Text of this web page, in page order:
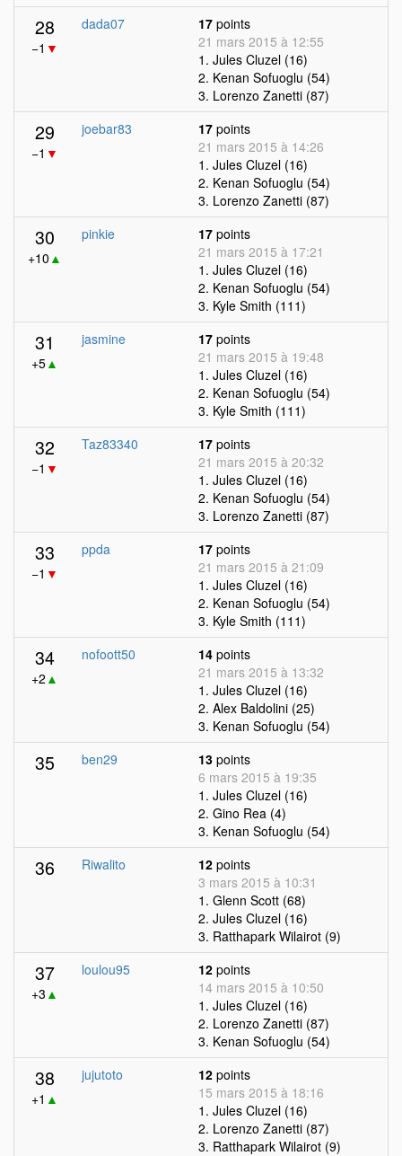
28
−1 ▼
dada07 17 points
21 mars 2015 à 12:55
1. Jules Cluzel (16)
2. Kenan Sofuoglu (54)
3. Lorenzo Zanetti (87)
29
−1 ▼
joebar83 17 points
21 mars 2015 à 14:26
1. Jules Cluzel (16)
2. Kenan Sofuoglu (54)
3. Lorenzo Zanetti (87)
30
+10 ▲
pinkie 17 points
21 mars 2015 à 17:21
1. Jules Cluzel (16)
2. Kenan Sofuoglu (54)
3. Kyle Smith (111)
31
+5▲
jasmine 17 points
21 mars 2015 à 19:48
1. Jules Cluzel (16)
2. Kenan Sofuoglu (54)
3. Kyle Smith (111)
32
−1 ▼
Taz83340 17 points
21 mars 2015 à 20:32
1. Jules Cluzel (16)
2. Kenan Sofuoglu (54)
3. Lorenzo Zanetti (87)
33
−1 ▼
ppda 17 points
21 mars 2015 à 21:09
1. Jules Cluzel (16)
2. Kenan Sofuoglu (54)
3. Kyle Smith (111)
34
+2 ▲
nofoott50 14 points
21 mars 2015 à 13:32
1. Jules Cluzel (16)
2. Alex Baldolini (25)
3. Kenan Sofuoglu (54)
35 ben29 13 points
6 mars 2015 à 19:35
1. Jules Cluzel (16)
2. Gino Rea (4)
3. Kenan Sofuoglu (54)
36 Riwalito 12 points
3 mars 2015 à 10:31
1. Glenn Scott (68)
2. Jules Cluzel (16)
3. Ratthapark Wilairot (9)
37
+3 ▲
loulou95 12 points
14 mars 2015 à 10:50
1. Jules Cluzel (16)
2. Lorenzo Zanetti (87)
3. Kenan Sofuoglu (54)
38
+1 ▲
jujutoto 12 points
15 mars 2015 à 18:16
1. Jules Cluzel (16)
2. Lorenzo Zanetti (87)
3. Ratthapark Wilairot (9)